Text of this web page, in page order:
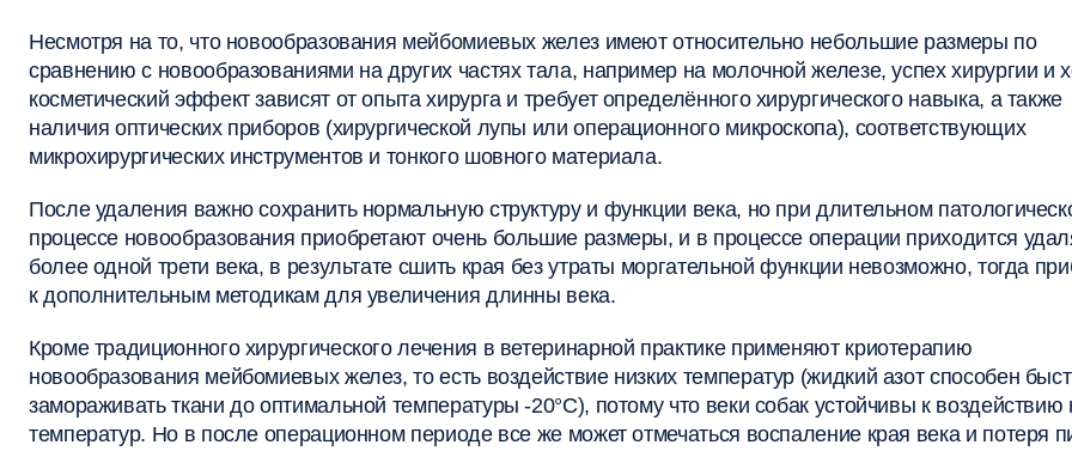
Несмотря на то, что новообразования мейбомиевых желез имеют относительно небольшие размеры по
сравнению с новообразованиями на других частях тала, например на молочной железе, успех хирургии и
косметический эффект зависят от опыта хирурга и требует определённого хирургического навыка, а также
наличия оптических приборов (хирургической лупы или операционного микроскопа), соответствующих
микрохирургических инструментов и тонкого шовного материала.
После удаления важно сохранить нормальную структуру и функции века, но при длительном
процессе новообразования приобретают очень большие размеры, и в процессе операции приходится
более одной трети века, в результате сшить края без утраты моргательной функции невозможно, тогда
к дополнительным методикам для увеличения длинны века.
Кроме традиционного хирургического лечения в ветеринарной практике применяют криотерапию
новообразования мейбомиевых желез, то есть воздействие низких температур (жидкий азот способен
замораживать ткани до оптимальной температуры -20°C), потому что веки собак устойчивы к воздействию
температур. Но в после операционном периоде все же может отмечаться воспаление края века и потеря